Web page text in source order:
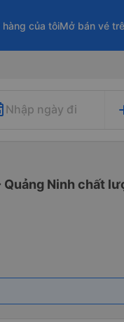
của tôiMở bán vé
Nhập ngày đi
Ninh chất